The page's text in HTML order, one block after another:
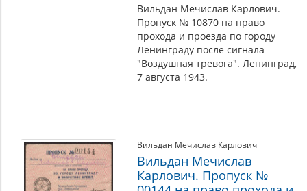
Вильдан Мечислав Карлович.
Пропуск № 10870 на право
прохода и проезда по городу
Ленинграду после сигнала
"Воздушная тревога". Ленинград,
7 августа 1943.
Вильдан Мечислав Карлович
Вильдан Мечислав
Карлович. Пропуск №